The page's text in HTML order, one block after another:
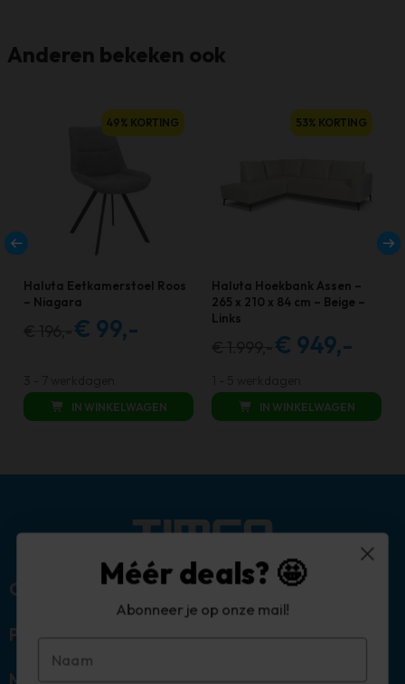
Anderen bekeken ook
Haluta Eetkamerstoel Roos
– Niagara
Oorspronkelijke
€ 99,-
49% KORTING
IN WINKELWAGEN
Haluta Hoekbank Assen –
265 x 210 x 84 cm – Beige –
Links
Oorspronkelijke
was:
€ 1.999,00.
€ 949,-
is:
€ 949,00.
53% KORTING
IN WINKELWAGEN
Over ons
Populaire categorieën
Mijn account
Méér deals? 🤩
Abonneer je op onze mail!